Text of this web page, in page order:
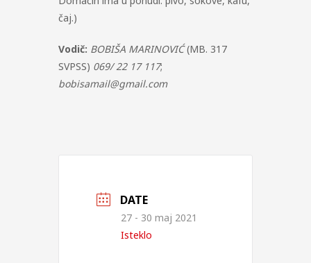
čaj.)
Vodič: BOBIŠA MARINOVIĆ(MB. 317
SVPSS) 069/ 22 17 117;
bobisamail@gmail.com
DATE
27 - 30 maj 2021
Isteklo